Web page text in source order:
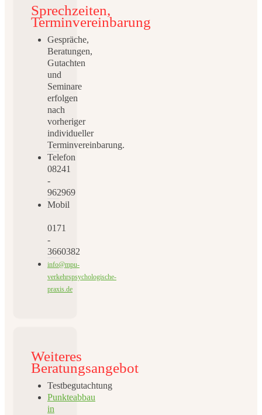
Sprechzeiten,
Terminvereinbarung
Gespräche,
Beratungen,
Gutachten
und
Seminare
erfolgen
nach
vorheriger
individueller
Terminvereinbarung.
Telefon
08241
-
962969
Mobil
0171
-
3660382
info@mpu-
verkehrspsychologische-
praxis.de
Weiteres
Beratungsangebot
Testbegutachtung
Punkteabbau
in